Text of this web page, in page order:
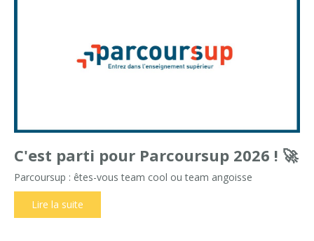
C'est parti pour Parcoursup 2026 ! 🚀
Parcoursup : êtes-vous team cool ou team angoisse
Lire la suite